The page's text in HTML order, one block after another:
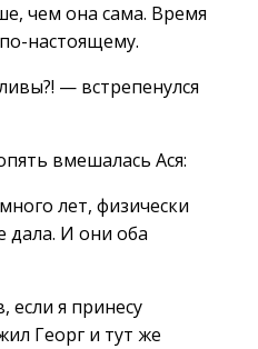
чем она сама. Время
настоящему.
— встрепенулся
вмешалась Ася:
лет, физически
дала. И они оба
я принесу
Георг и тут же